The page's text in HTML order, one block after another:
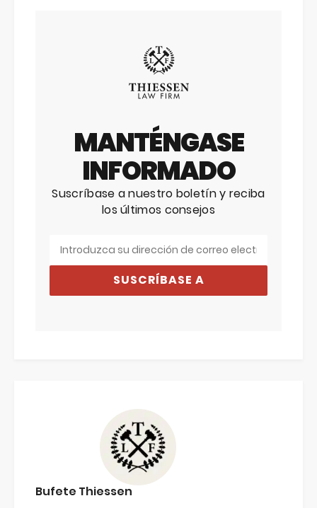
MANTÉNGASE
INFORMADO
Suscríbase a nuestro boletín y reciba
los últimos consejos
SUSCRÍBASE A
Bufete Thiessen